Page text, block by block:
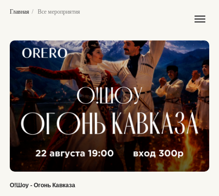
Главная / Все мероприятия
О!Шоу - Огонь Кавказа